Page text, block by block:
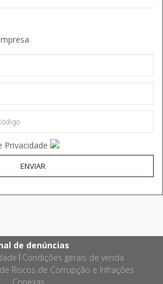
Privacidade
ENVIAR
de denúncias
Condições gerais de venda
Riscos de Corrupção e Infrações